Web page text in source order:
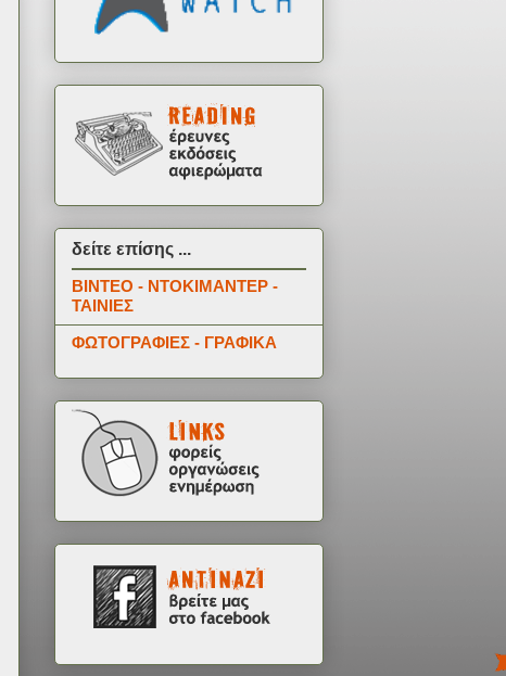
δείτε επίσης ...
ΒΙΝΤΕΟ - ΝΤΟΚΙΜΑΝΤΕΡ -
ΤΑΙΝΙΕΣ
ΦΩΤΟΓΡΑΦΙΕΣ - ΓΡΑΦΙΚΑ